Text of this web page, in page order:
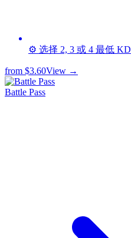
⚙️ 选择 2, 3 或 4 最低 KD
from $3.60View →
Battle Pass